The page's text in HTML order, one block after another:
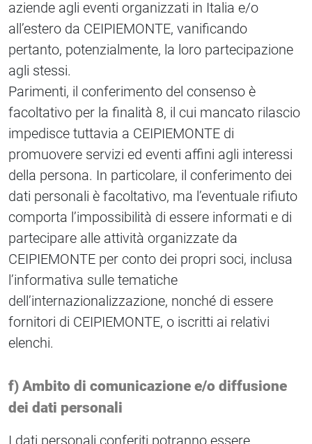
aziende agli eventi organizzati in Italia e/o
all’estero da CEIPIEMONTE, vanificando
pertanto, potenzialmente, la loro partecipazione
agli stessi.
Parimenti, il conferimento del consenso è
facoltativo per la finalità 8, il cui mancato rilascio
impedisce tuttavia a CEIPIEMONTE di
promuovere servizi ed eventi affini agli interessi
della persona. In particolare, il conferimento dei
dati personali è facoltativo, ma l’eventuale rifiuto
comporta l’impossibilità di essere informati e di
partecipare alle attività organizzate da
CEIPIEMONTE per conto dei propri soci, inclusa
l’informativa sulle tematiche
dell’internazionalizzazione, nonché di essere
fornitori di CEIPIEMONTE, o iscritti ai relativi
elenchi.
f) Ambito di comunicazione e/o diffusione
dei dati personali
I dati personali conferiti potranno essere